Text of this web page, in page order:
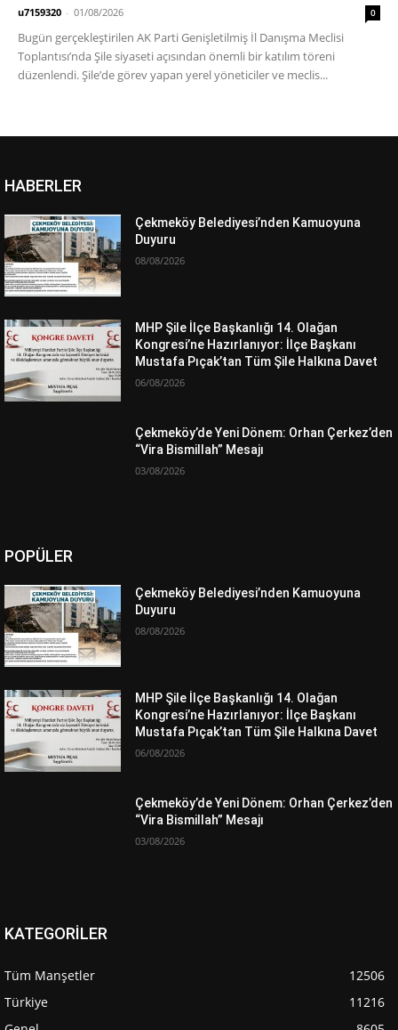
u7159320 - 01/08/2026 0
Bugün gerçekleştirilen AK Parti Genişletilmiş İl Danışma Meclisi
Toplantısı’nda Şile siyaseti açısından önemli bir katılım töreni
düzenlendi. Şile’de görev yapan yerel yöneticiler ve meclis...
HABERLER
Çekmeköy Belediyesi’nden Kamuoyuna
Duyuru
08/08/2026
MHP Şile İlçe Başkanlığı 14. Olağan
Kongresi’ne Hazırlanıyor: İlçe Başkanı
Mustafa Pıçak’tan Tüm Şile Halkına Davet
06/08/2026
Çekmeköy’de Yeni Dönem: Orhan Çerkez’den
“Vira Bismillah” Mesajı
03/08/2026
POPÜLER
Çekmeköy Belediyesi’nden Kamuoyuna
Duyuru
08/08/2026
MHP Şile İlçe Başkanlığı 14. Olağan
Kongresi’ne Hazırlanıyor: İlçe Başkanı
Mustafa Pıçak’tan Tüm Şile Halkına Davet
06/08/2026
Çekmeköy’de Yeni Dönem: Orhan Çerkez’den
“Vira Bismillah” Mesajı
03/08/2026
KATEGORİLER
Tüm Manşetler
12506
Türkiye
11216